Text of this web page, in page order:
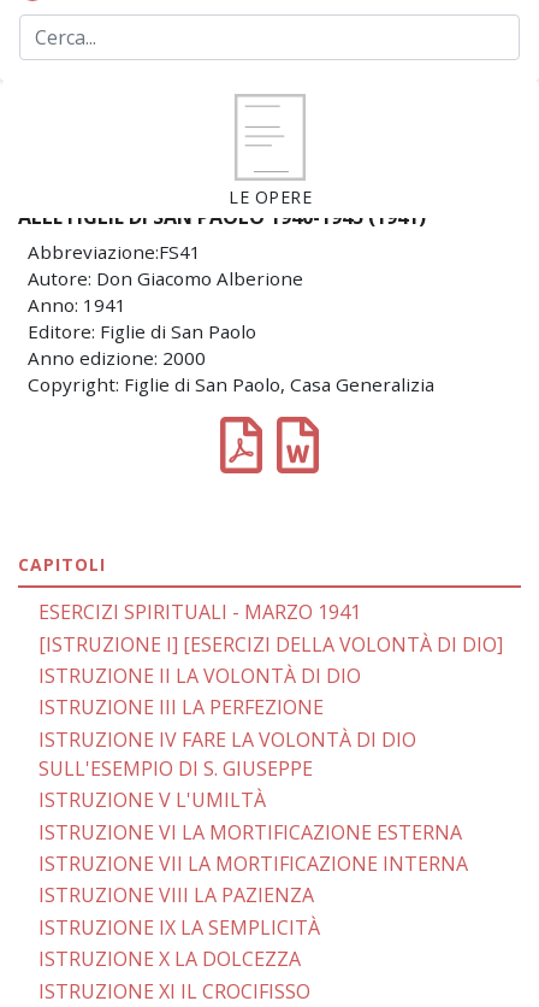
LE OPERE
ALLE FIGLIE DI SAN PAOLO 1940-1945 (1941)
Abbreviazione:FS41
Autore: Don Giacomo Alberione
Anno: 1941
Editore: Figlie di San Paolo
Anno edizione: 2000
Copyright: Figlie di San Paolo, Casa Generalizia
CAPITOLI
ESERCIZI SPIRITUALI - MARZO 1941
[ISTRUZIONE I] [ESERCIZI DELLA VOLONTÀ DI DIO]
ISTRUZIONE II LA VOLONTÀ DI DIO
ISTRUZIONE III LA PERFEZIONE
ISTRUZIONE IV FARE LA VOLONTÀ DI DIO
SULL'ESEMPIO DI S. GIUSEPPE
ISTRUZIONE V L'UMILTÀ
ISTRUZIONE VI LA MORTIFICAZIONE ESTERNA
ISTRUZIONE VII LA MORTIFICAZIONE INTERNA
ISTRUZIONE VIII LA PAZIENZA
ISTRUZIONE IX LA SEMPLICITÀ
ISTRUZIONE X LA DOLCEZZA
ISTRUZIONE XI IL CROCIFISSO